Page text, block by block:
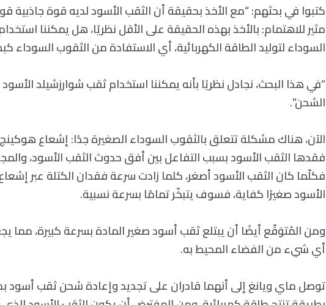
كتبوا في بحثهم: “مع الأخذ بحقيقة أن الثقب الأسود لديه قوة جاذبية
مثير للاهتمام: بالأخذ بهذه الحقيقة على الأقل نظريًا، هل يمكننا
السوداء لتوليد الطاقة الكهربائية، أي الاستفادة من الثقوب السوداء
“في هذا البحث، نجادل نظريًا بأنه يمكننا استخدام ثقب شوارزشيلد الأسود
الشحن”.
الآن، هناك مشكلة تتعلق بالثقوب السوداء الصغيرة جدًا: إشعاع
فقدها الثقب الأسود بسبب التفاعل بين أفق حدوث الثقب الأسود،
فكلّما كان الثقب الأسود أصغر، كلما زادت سرعة فقدان الكتلة عبر
الأسود صغيرًا كفاية، فسوف يتبخّر تمامًا بسرعة نسبية.
ومن المُتوَقّع أيضًا أن يبتلع ثقب أسود صغير المادة بسرعة كبيرة، مما
أي شيء من الفضاء المحيط به.
توصل ماي ويانغ إلى أنهما قادران على تجديد وإعادة شحن ثقب أسود